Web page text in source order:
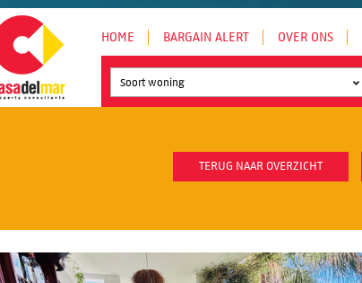
HOME BARGAIN ALERT OVER ONS
Soort woning
TERUG NAAR OVERZICHT